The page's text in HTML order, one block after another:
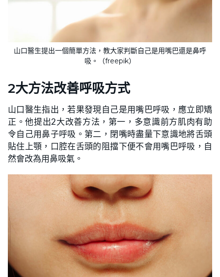
山口醫生提出一個簡單方法，教大家判斷自己是用嘴巴還是鼻呼
吸。（freepik）
2大方法改善呼吸方式
山口醫生指出，若果發現自己是用嘴巴呼吸，應立即矯
正。他提出2大改善方法，第一，多意識前方肌肉有助
令自己用鼻子呼吸。第二，閉嘴時盡量下意識地將舌頭
貼住上顎，口腔在舌頭的阻擋下便不會用嘴巴呼吸，自
然會改為用鼻吸氣。